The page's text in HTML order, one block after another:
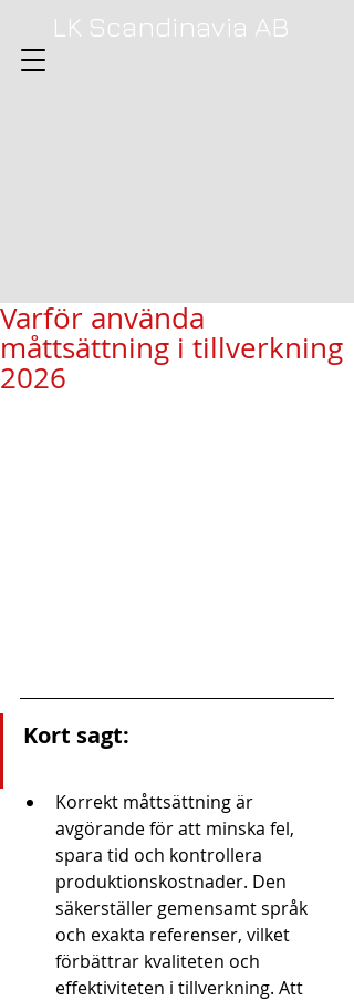
LK Scandinavia AB
Varför använda
måttsättning i tillverkning
2026
Kort sagt:
Korrekt måttsättning är
avgörande för att minska fel,
spara tid och kontrollera
produktionskostnader. Den
säkerställer gemensamt språk
och exakta referenser, vilket
förbättrar kvaliteten och
effektiviteten i tillverkning. Att